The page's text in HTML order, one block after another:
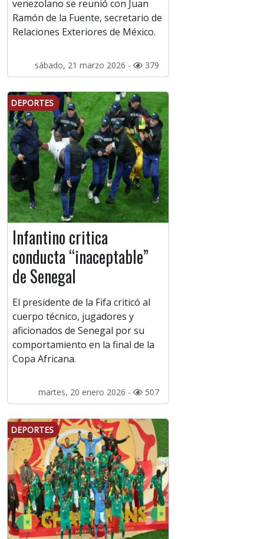
venezolano se reunió con Juan
Ramón de la Fuente, secretario de
Relaciones Exteriores de México.
sábado, 21 marzo 2026 - 379
DEPORTES
Infantino critica
conducta “inaceptable”
de Senegal
El presidente de la Fifa criticó al
cuerpo técnico, jugadores y
aficionados de Senegal por su
comportamiento en la final de la
Copa Africana.
martes, 20 enero 2026 - 507
DEPORTES